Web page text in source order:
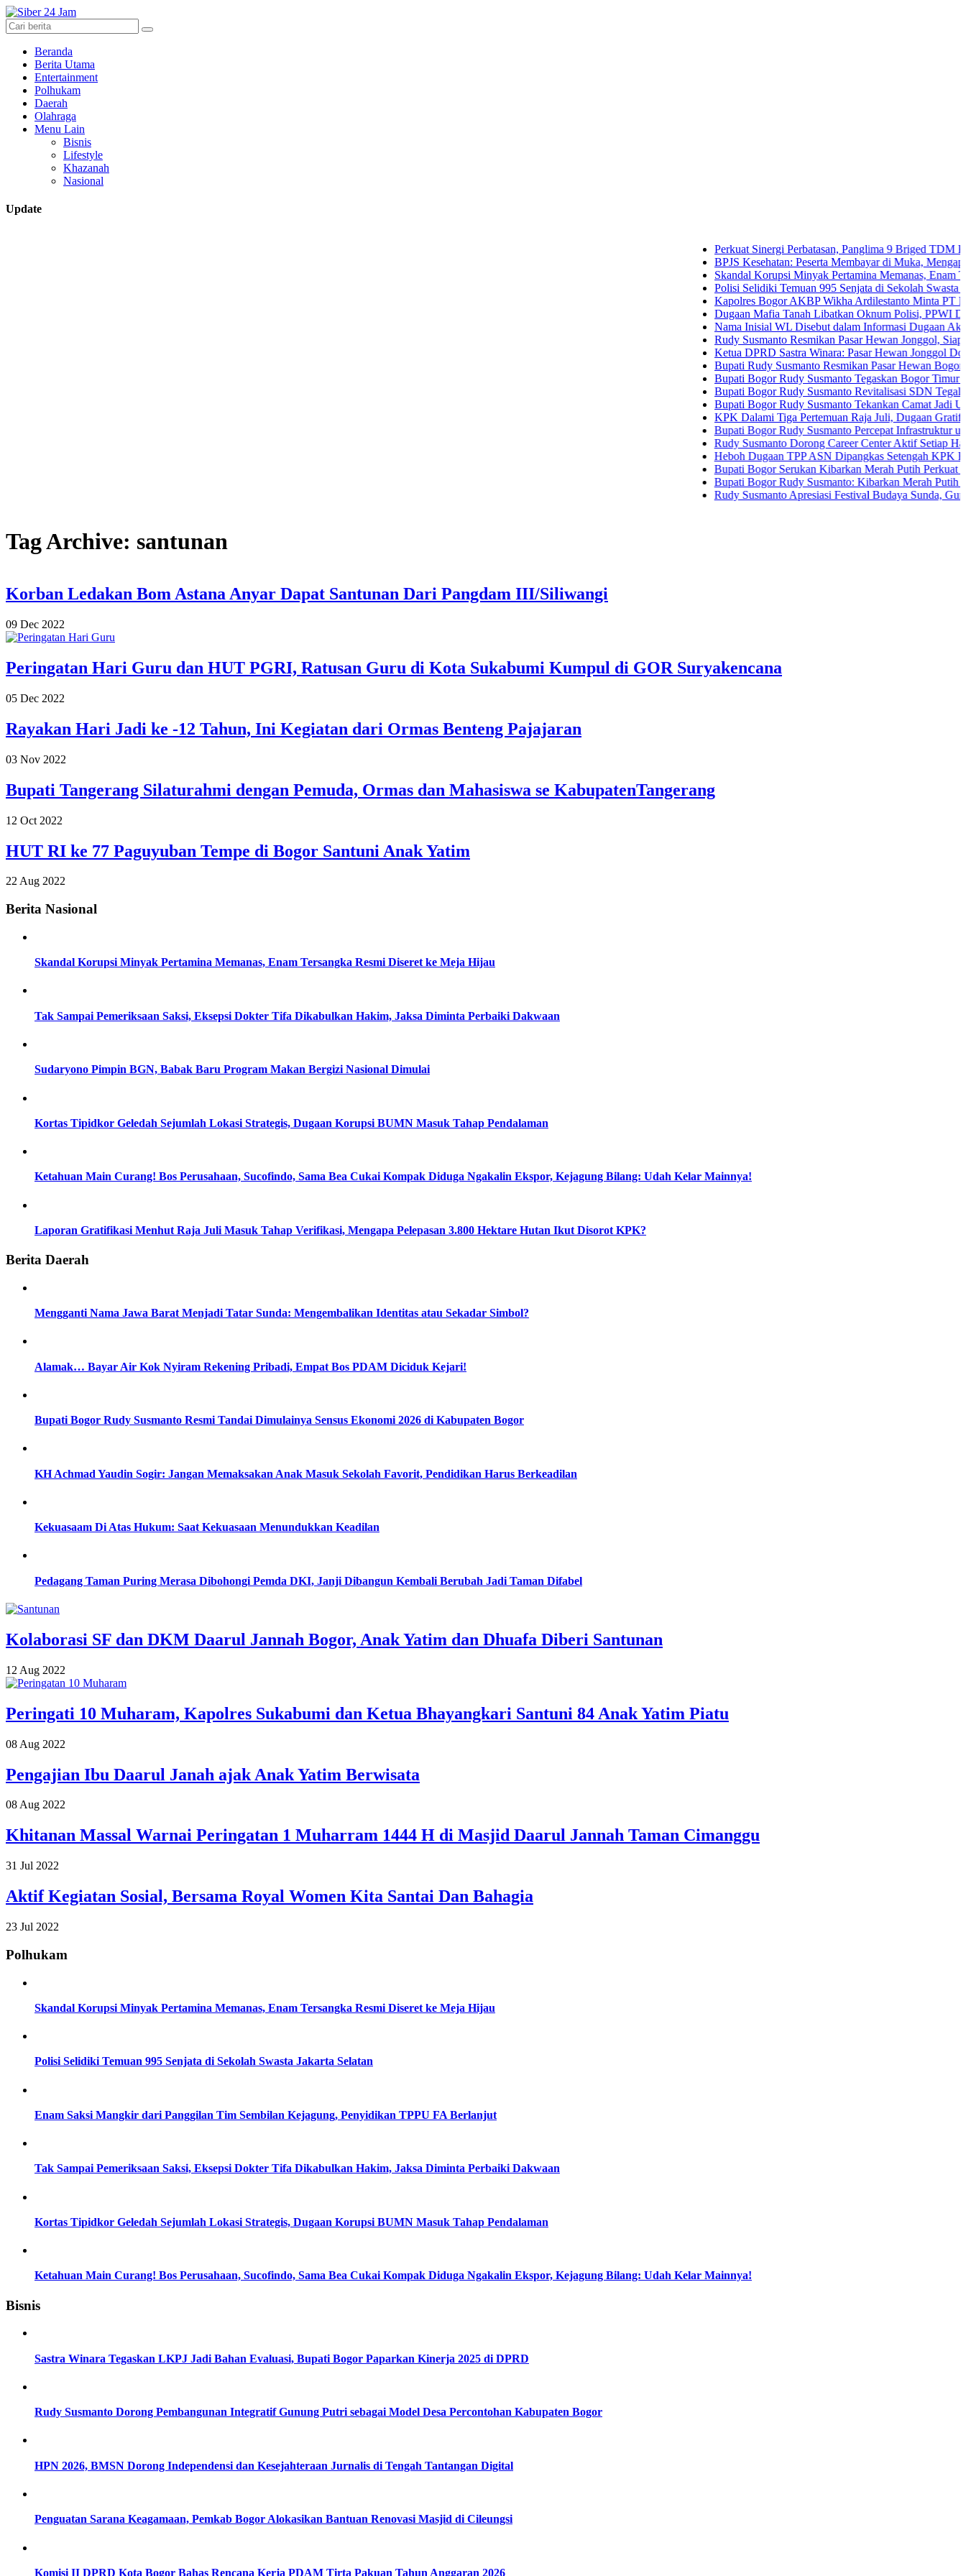
Beranda
Berita Utama
Entertainment
Polhukam
Daerah
Olahraga
Menu Lain
Bisnis
Lifestyle
Khazanah
Nasional
Update
Perkuat Sinergi Perbatasan, Panglima 9 Briged TDM
BPJS Kesehatan: Peserta Membayar di Muka, Mengapa
Skandal Korupsi Minyak Pertamina Memanas, Enam
Polisi Selidiki Temuan 995 Senjata di Sekolah Swasta Jakarta
Kapolres Bogor AKBP Wikha Ardilestanto Minta PT PMC
Dugaan Mafia Tanah Libatkan Oknum Polisi, PPWI Desak
Nama Inisial WL Disebut dalam Informasi Dugaan
Rudy Susmanto Resmikan Pasar Hewan Jonggol, Siapkan
Ketua DPRD Sastra Winara: Pasar Hewan Jonggol Dorong
Bupati Rudy Susmanto Resmikan Pasar Hewan Bogor,
Bupati Bogor Rudy Susmanto Tegaskan Bogor Timur
Bupati Bogor Rudy Susmanto Revitalisasi SDN Tegal
Bupati Bogor Rudy Susmanto Tekankan Camat Jadi Ujung
KPK Dalami Tiga Pertemuan Raja Juli, Dugaan Gratifikasi
Bupati Bogor Rudy Susmanto Percepat Infrastruktur untuk
Rudy Susmanto Dorong Career Center Aktif Setiap Hari
Heboh Dugaan TPP ASN Dipangkas Setengah KPK Bidik
Bupati Bogor Serukan Kibarkan Merah Putih Perkuat
Bupati Bogor Rudy Susmanto: Kibarkan Merah Putih Wujud
Rudy Susmanto Apresiasi Festival Budaya Sunda, Guru
Tag Archive: santunan
Korban Ledakan Bom Astana Anyar Dapat Santunan Dari Pangdam III/Siliwangi
09 Dec 2022
Peringatan Hari Guru dan HUT PGRI, Ratusan Guru di Kota Sukabumi Kumpul di GOR Suryakencana
05 Dec 2022
Rayakan Hari Jadi ke -12 Tahun, Ini Kegiatan dari Ormas Benteng Pajajaran
03 Nov 2022
Bupati Tangerang Silaturahmi dengan Pemuda, Ormas dan Mahasiswa se KabupatenTangerang
12 Oct 2022
HUT RI ke 77 Paguyuban Tempe di Bogor Santuni Anak Yatim
22 Aug 2022
Berita Nasional
Skandal Korupsi Minyak Pertamina Memanas, Enam Tersangka Resmi Diseret ke Meja Hijau
Tak Sampai Pemeriksaan Saksi, Eksepsi Dokter Tifa Dikabulkan Hakim, Jaksa Diminta Perbaiki Dakwaan
Sudaryono Pimpin BGN, Babak Baru Program Makan Bergizi Nasional Dimulai
Kortas Tipidkor Geledah Sejumlah Lokasi Strategis, Dugaan Korupsi BUMN Masuk Tahap Pendalaman
Ketahuan Main Curang! Bos Perusahaan, Sucofindo, Sama Bea Cukai Kompak Diduga Ngakalin Ekspor, Kejagung Bilang: Udah Kelar Mainnya!
Laporan Gratifikasi Menhut Raja Juli Masuk Tahap Verifikasi, Mengapa Pelepasan 3.800 Hektare Hutan Ikut Disorot KPK?
Berita Daerah
Mengganti Nama Jawa Barat Menjadi Tatar Sunda: Mengembalikan Identitas atau Sekadar Simbol?
Alamak… Bayar Air Kok Nyiram Rekening Pribadi, Empat Bos PDAM Diciduk Kejari!
Bupati Bogor Rudy Susmanto Resmi Tandai Dimulainya Sensus Ekonomi 2026 di Kabupaten Bogor
KH Achmad Yaudin Sogir: Jangan Memaksakan Anak Masuk Sekolah Favorit, Pendidikan Harus Berkeadilan
Kekuasaam Di Atas Hukum: Saat Kekuasaan Menundukkan Keadilan
Pedagang Taman Puring Merasa Dibohongi Pemda DKI, Janji Dibangun Kembali Berubah Jadi Taman Difabel
Kolaborasi SF dan DKM Daarul Jannah Bogor, Anak Yatim dan Dhuafa Diberi Santunan
12 Aug 2022
Peringati 10 Muharam, Kapolres Sukabumi dan Ketua Bhayangkari Santuni 84 Anak Yatim Piatu
08 Aug 2022
Pengajian Ibu Daarul Janah ajak Anak Yatim Berwisata
08 Aug 2022
Khitanan Massal Warnai Peringatan 1 Muharram 1444 H di Masjid Daarul Jannah Taman Cimanggu
31 Jul 2022
Aktif Kegiatan Sosial, Bersama Royal Women Kita Santai Dan Bahagia
23 Jul 2022
Polhukam
Skandal Korupsi Minyak Pertamina Memanas, Enam Tersangka Resmi Diseret ke Meja Hijau
Polisi Selidiki Temuan 995 Senjata di Sekolah Swasta Jakarta Selatan
Enam Saksi Mangkir dari Panggilan Tim Sembilan Kejagung, Penyidikan TPPU FA Berlanjut
Tak Sampai Pemeriksaan Saksi, Eksepsi Dokter Tifa Dikabulkan Hakim, Jaksa Diminta Perbaiki Dakwaan
Kortas Tipidkor Geledah Sejumlah Lokasi Strategis, Dugaan Korupsi BUMN Masuk Tahap Pendalaman
Ketahuan Main Curang! Bos Perusahaan, Sucofindo, Sama Bea Cukai Kompak Diduga Ngakalin Ekspor, Kejagung Bilang: Udah Kelar Mainnya!
Bisnis
Sastra Winara Tegaskan LKPJ Jadi Bahan Evaluasi, Bupati Bogor Paparkan Kinerja 2025 di DPRD
Rudy Susmanto Dorong Pembangunan Integratif Gunung Putri sebagai Model Desa Percontohan Kabupaten Bogor
HPN 2026, BMSN Dorong Independensi dan Kesejahteraan Jurnalis di Tengah Tantangan Digital
Penguatan Sarana Keagamaan, Pemkab Bogor Alokasikan Bantuan Renovasi Masjid di Cileungsi
Komisi II DPRD Kota Bogor Bahas Rencana Kerja PDAM Tirta Pakuan Tahun Anggaran 2026